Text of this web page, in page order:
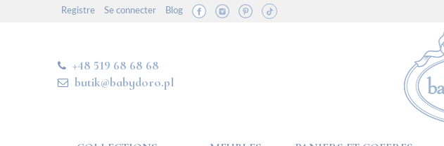
Registre Se connecter Blog
+48 519 68 68 68
butik@babydoro.pl